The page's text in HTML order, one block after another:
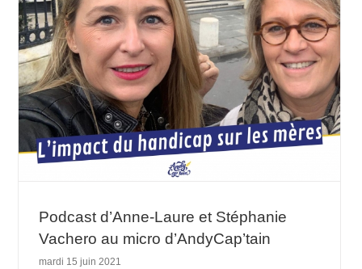
Podcast d’Anne-Laure et Stéphanie
Vachero au micro d’AndyCap’tain
mardi 15 juin 2021